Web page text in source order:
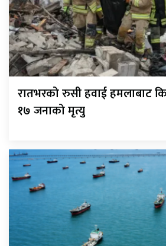
रातभरको रुसी हवाई हमलाबाट
१७ जनाको मृत्यु